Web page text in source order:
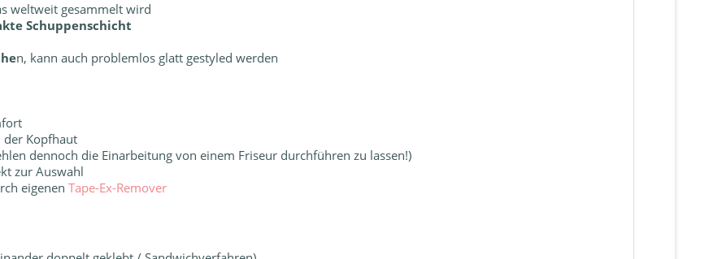
weltweit gesammelt wird
Schuppenschicht
n, kann auch problemlos glatt gestyled werden
der Kopfhaut
dennoch die Einarbeitung von einem Friseur durchführen zu lassen!)
zur Auswahl
eigenen Tape-Ex-Remover